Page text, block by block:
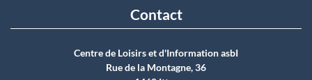
Contact
Centre de Loisirs et d'Information asbI
Rue de la Montagne, 36